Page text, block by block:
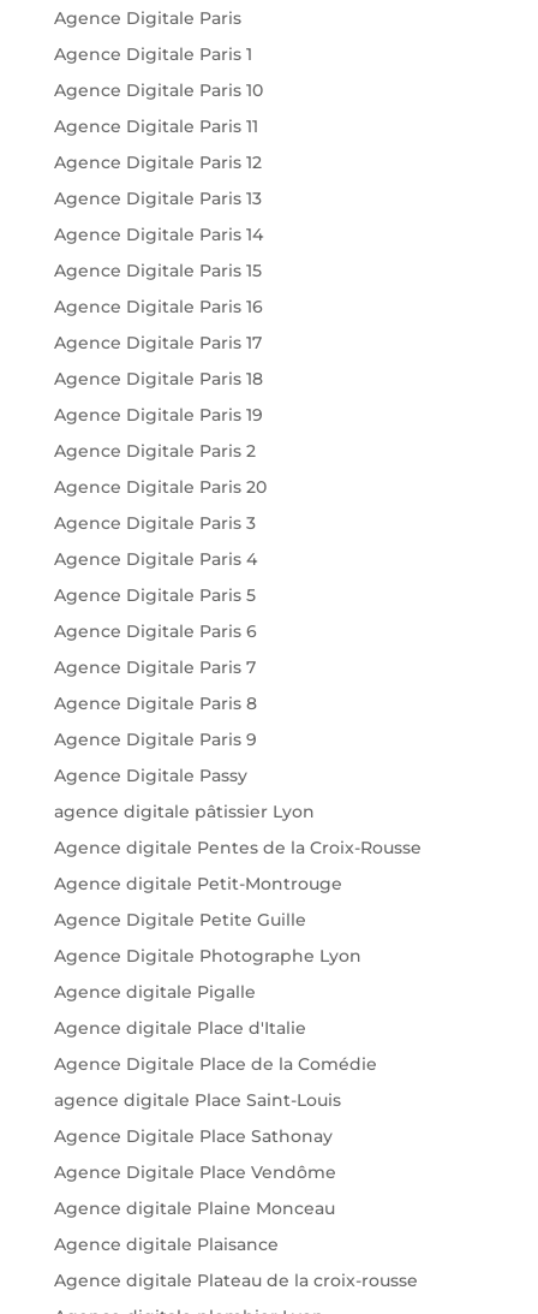
Agence Digitale Paris
Agence Digitale Paris 1
Agence Digitale Paris 10
Agence Digitale Paris 11
Agence Digitale Paris 12
Agence Digitale Paris 13
Agence Digitale Paris 14
Agence Digitale Paris 15
Agence Digitale Paris 16
Agence Digitale Paris 17
Agence Digitale Paris 18
Agence Digitale Paris 19
Agence Digitale Paris 2
Agence Digitale Paris 20
Agence Digitale Paris 3
Agence Digitale Paris 4
Agence Digitale Paris 5
Agence Digitale Paris 6
Agence Digitale Paris 7
Agence Digitale Paris 8
Agence Digitale Paris 9
Agence Digitale Passy
agence digitale pâtissier Lyon
Agence digitale Pentes de la Croix-Rousse
Agence digitale Petit-Montrouge
Agence Digitale Petite Guille
Agence Digitale Photographe Lyon
Agence digitale Pigalle
Agence digitale Place d'Italie
Agence Digitale Place de la Comédie
agence digitale Place Saint-Louis
Agence Digitale Place Sathonay
Agence Digitale Place Vendôme
Agence digitale Plaine Monceau
Agence digitale Plaisance
Agence digitale Plateau de la croix-rousse